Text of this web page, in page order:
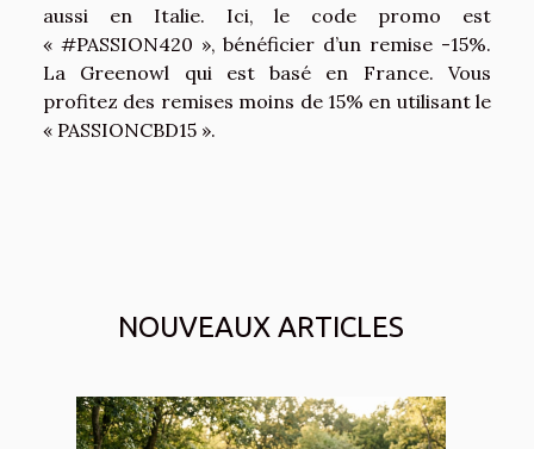
aussi en Italie. Ici, le code promo est
« #PASSION420 », bénéficier d’un remise -15%.
La Greenowl qui est basé en France. Vous
profitez des remises moins de 15% en utilisant le
« PASSIONCBD15 ».
NOUVEAUX ARTICLES